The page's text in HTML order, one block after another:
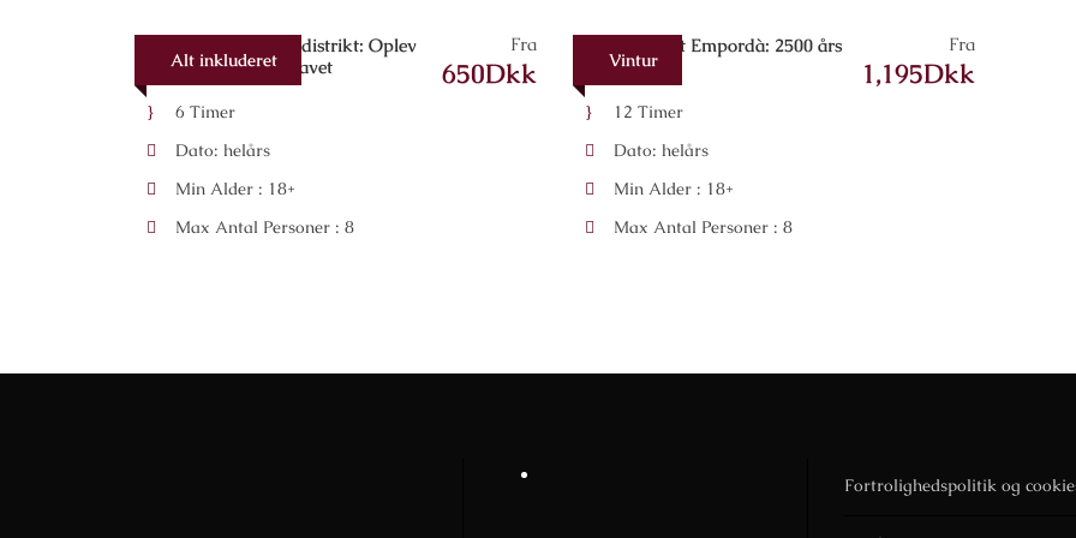
Alt inkluderet
Vintur til Alella vindistrikt: Oplev
vinmarkerne ved havet
Fra
650Dkk
6 Timer
Dato: helårs
Min Alder : 18+
Max Antal Personer : 8
Vintur
Vindistriktet Empordà: 2500 års
historie
Fra
1,195Dkk
12 Timer
Dato: helårs
Min Alder : 18+
Max Antal Personer : 8
Fortrolighedspolitik og